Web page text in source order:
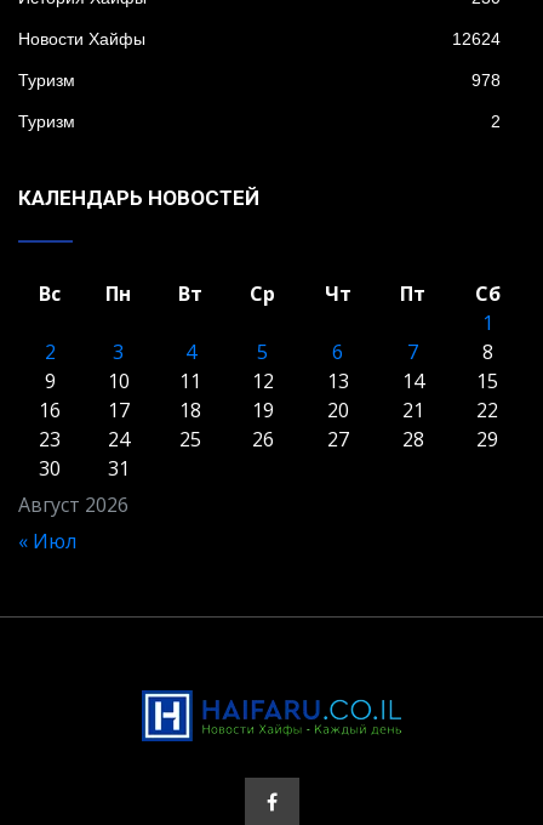
Новости Хайфы 12624
Туризм 978
Туризм 2
КАЛЕНДАРЬ НОВОСТЕЙ
Август 2026
Вс Пн Вт Ср Чт Пт
Сб
1
2
3 4 5 6 7
8
9
10 11 12 13 14
15
16
17 18 19 20 21
22
23
24 25 26 27 28
29
30
31
« Июл